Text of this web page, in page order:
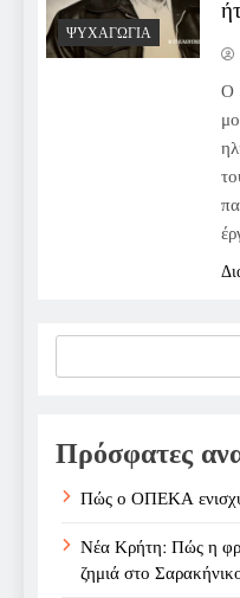
ΨΥΧΑΓΩΓΊΑ
Ο
Πρόσφατες
Πώς ο ΟΠΕΚΑ
Νέα Κρήτη: Πώς η
ζημιά στο